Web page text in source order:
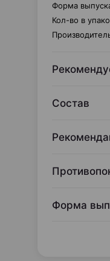
Форма
Кол-во в
Состав
Форма